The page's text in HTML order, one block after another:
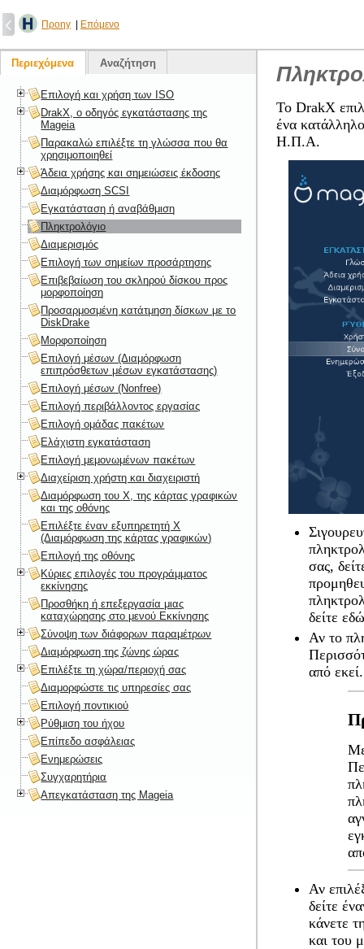
Προηγ Επόμενο
Το DrakX
ένα
Η.Π.Α.
σας,
δείτε
Αν το
από εκεί.
Αν
δείτε
κάνετε
και του
Περιεχόμενα Αναζήτηση
Επιλογή και χρήση των ISO
DrakX, ο οδηγός εγκατάστασης της
Mageia
Παρακαλώ επιλέξτε τη γλώσσα που θα
χρησιμοποιηθεί
Άδεια χρήσης και σημειώσεις έκδοσης
Διαμόρφωση SCSI
Εγκατάσταση ή αναβάθμιση
Πληκτρολόγιο
Διαμερισμός
Επιλογή των σημείων προσάρτησης
Επιβεβαίωση του σκληρού δίσκου προς
μορφοποίηση
Προσαρμοσμένη κατάτμηση δίσκων με το
DiskDrake
Μορφοποίηση
Επιλογή μέσων (Διαμόρφωση
επιπρόσθετων μέσων εγκατάστασης)
Επιλογή μέσων (Nonfree)
Επιλογή περιβάλλοντος εργασίας
Επιλογή ομάδας πακέτων
Ελάχιστη εγκατάσταση
Επιλογή μεμονωμένων πακέτων
Διαχείριση χρήστη και διαχειριστή
Διαμόρφωση του X, της κάρτας γραφικών
και της οθόνης
Επιλέξτε έναν εξυπηρετητή X
(Διαμόρφωση της κάρτας γραφικών)
Επιλογή της οθόνης
Κύριες επιλογές του προγράμματος
εκκίνησης
Προσθήκη ή επεξεργασία μιας
καταχώρησης στο μενού Εκκίνησης
Σύνοψη των διάφορων παραμέτρων
Διαμόρφωση της ζώνης ώρας
Επιλέξτε τη χώρα/περιοχή σας
Διαμορφώστε τις υπηρεσίες σας
Επιλογή ποντικιού
Ρύθμιση του ήχου
Επίπεδο ασφάλειας
Ενημερώσεις
Συγχαρητήρια
Απεγκατάσταση της Mageia